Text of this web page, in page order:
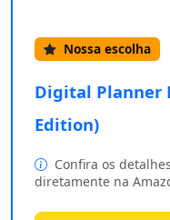
Nossa escolha
Digital Planner
Edition)
Confira os
diretamente na